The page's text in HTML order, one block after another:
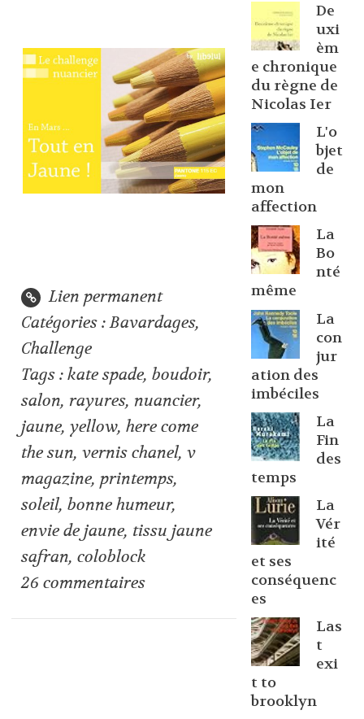
Lien permanent
Catégories :Bavardages,
Challenge
Tags :kate spade,boudoir,
salon, rayures, nuancier,
jaune,yellow,here come
the sun,vernis chanel,v
magazine, printemps,
soleil,bonne humeur,
envie de jaune, tissu jaune
safran,coloblock
26 commentaires
De
uxi
èm
e chronique
du règne de
Nicolas Ier
L'o
bjet
de
mon
affection
La
Bo
nté
même
La
con
jur
ation des
imbéciles
La
Fin
des
temps
La
Vér
ité
et ses
conséquenc
es
Las
t
exi
t to
brooklyn